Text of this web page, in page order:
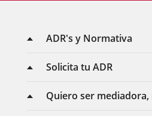
ADR's y Normativa
Solicita tu ADR
Quiero ser